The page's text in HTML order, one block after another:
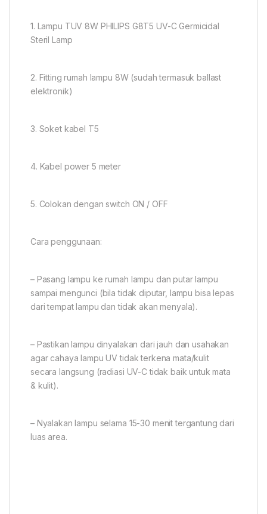
1. Lampu TUV 8W PHILIPS G8T5 UV-C Germicidal
Steril Lamp
2. Fitting rumah lampu 8W (sudah termasuk ballast
elektronik)
3. Soket kabel T5
4. Kabel power 5 meter
5. Colokan dengan switch ON / OFF
Cara penggunaan:
– Pasang lampu ke rumah lampu dan putar lampu
sampai mengunci (bila tidak diputar, lampu bisa lepas
dari tempat lampu dan tidak akan menyala).
– Pastikan lampu dinyalakan dari jauh dan usahakan
agar cahaya lampu UV tidak terkena mata/kulit
secara langsung (radiasi UV-C tidak baik untuk mata
& kulit).
– Nyalakan lampu selama 15-30 menit tergantung dari
luas area.